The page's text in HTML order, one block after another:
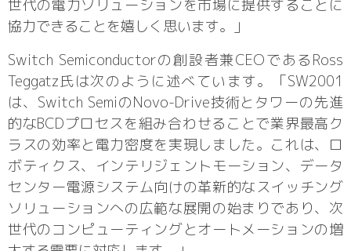
世代の電力ソリューションを市場に提供することに
協力できることを嬉しく思います。」
Switch Semiconductorの創設者兼CEOであるRoss
Teggatz氏は次のように述べています。「SW2001
は、Switch SemiのNovo-Drive技術とタワーの先進
的なBCDプロセスを組み合わせることで業界最高ク
ラスの効率と電力密度を実現しました。これは、ロ
ボティクス、インテリジェントモーション、データ
センター電源システム向けの革新的なスイッチング
ソリューションへの広範な展開の始まりであり、次
世代のコンピューティングとオートメーションの増